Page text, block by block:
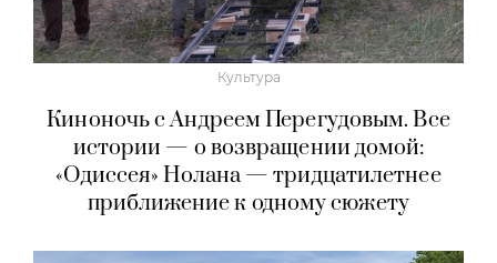
Культура
Киноночь с Андреем Перегудовым. Все
истории — о возвращении домой:
«Одиссея» Нолана — тридцатилетнее
приближение к одному сюжету